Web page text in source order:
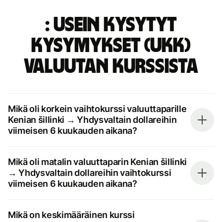
: Usein kysytyt
kysymykset (UKK)
valuutan kurssista
Mikä oli korkein vaihtokurssi valuuttaparille
Kenian šillinki → Yhdysvaltain dollareihin
viimeisen 6 kuukauden aikana?
Mikä oli matalin valuuttaparin Kenian šillinki
→ Yhdysvaltain dollareihin vaihtokurssi
viimeisen 6 kuukauden aikana?
Mikä on keskimääräinen kurssi